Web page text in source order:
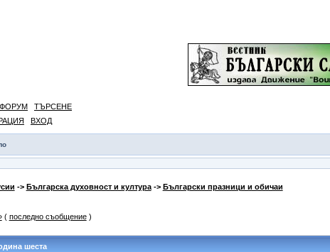
ФОРУМ
ТЪРСЕНЕ
ВХОД
-> Българска духовност и култура-> Български празници и обичаи
( последно съобщение)
шеста